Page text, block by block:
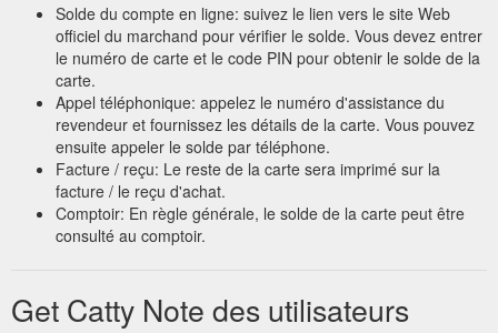
Solde du compte en ligne: suivez le lien vers le site Web
officiel du marchand pour vérifier le solde. Vous devez entrer
le numéro de carte et le code PIN pour obtenir le solde de la
carte.
Appel téléphonique: appelez le numéro d'assistance du
revendeur et fournissez les détails de la carte. Vous pouvez
ensuite appeler le solde par téléphone.
Facture / reçu: Le reste de la carte sera imprimé sur la
facture / le reçu d'achat.
Comptoir: En règle générale, le solde de la carte peut être
consulté au comptoir.
Get Catty Note des utilisateurs